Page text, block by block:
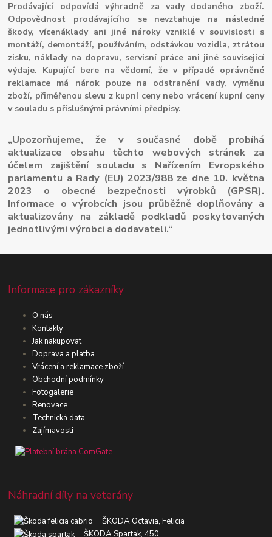
Prodávající odpovídá výhradně za vady dodaného zboží.
Odpovědnost prodávajícího se nevztahuje na následné
škody, vícenáklady ani jiné nároky vzniklé v souvislosti s
montáží, demontáží, používáním, odstávkou vozidla, ztrátou
zisku, náklady na dopravu, servisní práce ani jiné související
výdaje. Kupující bere na vědomí, že v případě oprávněné
reklamace má nárok pouze na odstranění vady, výměnu
zboží, přiměřenou slevu z kupní ceny nebo vrácení kupní ceny
v souladu s příslušnými právními předpisy.
„Upozorňujeme, že v současné době probíhá
aktualizace obsahu těchto webových stránek za
účelem zajištění souladu s Nařízením Evropského
parlamentu a Rady (EU) 2023/988 ze dne 10. května
2023 o obecné bezpečnosti výrobků (GPSR).
Informace o výrobcích jsou průběžně doplňovány a
aktualizovány na základě podkladů poskytovaných
jednotlivými výrobci a dodavateli.“
Informace pro zákazníky
O nás
Kontakty
Jak nakupovat
Doprava a platba
Vrácení a reklamace zboží
Obchodní podmínky
Fotogalerie
Renovace
Technická data
Zajímavosti
Náhradní díly na veterány
ŠKODA Octavia, Felicia
ŠKODA Spartak, 450